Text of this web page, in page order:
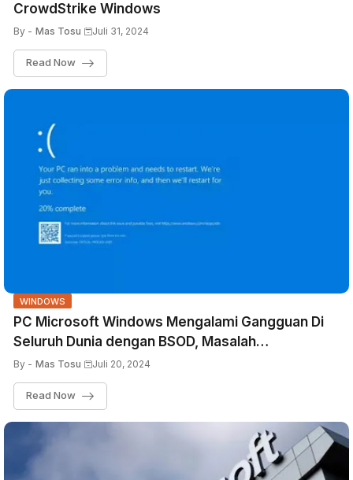
CrowdStrike Windows
By - Mas Tosu Juli 31, 2024
Read Now
WINDOWS
PC Microsoft Windows Mengalami Gangguan Di
Seluruh Dunia dengan BSOD, Masalah
CrowdStrike Mungkin Menjadi Penyebabnya
By - Mas Tosu Juli 20, 2024
Read Now